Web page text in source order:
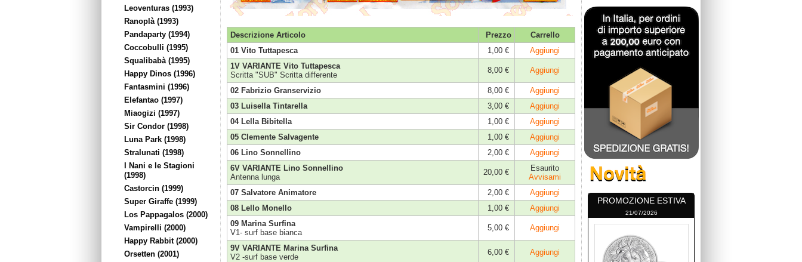
Leoventuras (1993)
Ranoplà (1993)
Pandaparty (1994)
Coccobulli (1995)
Squalibabà (1995)
Happy Dinos (1996)
Fantasmini (1996)
Elefantao (1997)
Miaogizi (1997)
Sir Condor (1998)
Luna Park (1998)
Stralunati (1998)
I Nani e le Stagioni
(1998)
Castorcin (1999)
Super Giraffe (1999)
Los Pappagalos (2000)
Vampirelli (2000)
Happy Rabbit (2000)
Orsetten (2001)
Descrizione Articolo Prezzo
Carrello
01 Vito Tuttapesca
1,00 €
Aggiungi
1V VARIANTE Vito Tuttapesca
Scritta "SUB" Scritta differente
8,00 € Aggiungi
02 Fabrizio Granservizio 8,00 €
Aggiungi
03 Luisella Tintarella
3,00 €
Aggiungi
04 Lella Bibitella
1,00 €
Aggiungi
05 Clemente Salvagente
1,00 €
Aggiungi
06 Lino Sonnellino
2,00 €
Aggiungi
6V VARIANTE Lino Sonnellino
Antenna lunga
20,00 €
Esaurito
Avvisami
07 Salvatore Animatore
2,00 €
Aggiungi
08 Lello Monello
1,00 €
Aggiungi
09 Marina Surfina
V1- surf base bianca
5,00 € Aggiungi
9V VARIANTE Marina Surfina
V2 -surf base verde
6,00 € Aggiungi
PROMOZIONE ESTIVA
21/07/2026